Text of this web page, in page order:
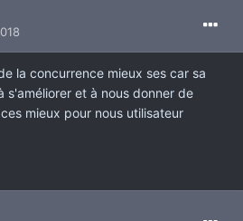
la concurrence mieux ses car sa
s'améliorer et à nous donner de
mieux pour nous utilisateur